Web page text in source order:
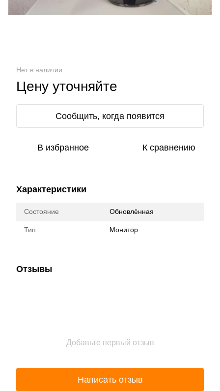
Нет в наличии
Цену уточняйте
Сообщить, когда появится
В избранное К сравнению
Характеристики
Состояние Обновлённая
Тип Монитор
Отзывы
Добавьте первый отзыв
Написать отзыв